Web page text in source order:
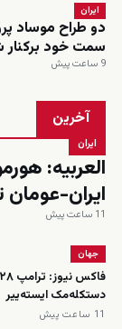
ایران
دو طراح موساد
سمت خود برکنار
9 ساعت پیش
آخرین
ایران
ایران-عومان
11 ساعت پیش
جهان
دستکله‌مک ایسته‌ییر
11 ساعت پیش